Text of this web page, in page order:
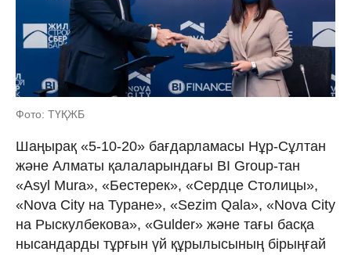
Фото: ТҮҚЖБ
Шаңырақ «5-10-20» бағдарламасы Нұр-Сұлтан
және Алматы қалаларындағы BI Group-тан
«Asyl Mura», «Бестерек», «Сердце Столицы»,
«Nova City на Туране», «Sezim Qala», «Nova City
на Рыскулбекова», «Gulder» және тағы басқа
нысандарды тұрғын үй құрылысының бірыңғай